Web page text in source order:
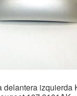
delantera izquierda